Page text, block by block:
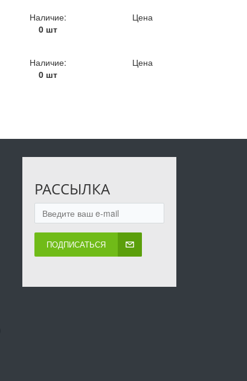
Наличие:
0 шт
Цена
Наличие:
0 шт
Цена
РАССЫЛКА
ПОДПИСАТЬСЯ